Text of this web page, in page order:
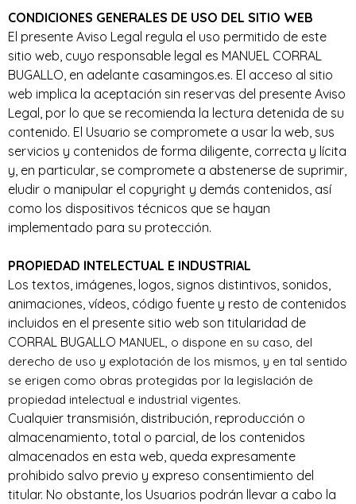
CONDICIONES GENERALES DE USO DEL SITIO WEB
El presente Aviso Legal regula el uso permitido de este
sitio web, cuyo responsable legal es MANUEL CORRAL
BUGALLO, en adelante casamingos.es. El acceso al sitio
web implica la aceptación sin reservas del presente Aviso
Legal, por lo que se recomienda la lectura detenida de su
contenido. El Usuario se compromete a usar la web, sus
servicios y contenidos de forma diligente, correcta y lícita
y, en particular, se compromete a abstenerse de suprimir,
eludir o manipular el copyright y demás contenidos, así
como los dispositivos técnicos que se hayan
implementado para su protección.
PROPIEDAD INTELECTUAL E INDUSTRIAL
Los textos, imágenes, logos, signos distintivos, sonidos,
animaciones, vídeos, código fuente y resto de contenidos
incluidos en el presente sitio web son titularidad de
CORRAL BUGALLO MANUEL, o dispone en su caso, del
derecho de uso y explotación de los mismos, y en tal sentido
se erigen como obras protegidas por la legislación de
propiedad intelectual e industrial vigentes.
Cualquier transmisión, distribución, reproducción o
almacenamiento, total o parcial, de los contenidos
almacenados en esta web, queda expresamente
prohibido salvo previo y expreso consentimiento del
titular. No obstante, los Usuarios podrán llevar a cabo la